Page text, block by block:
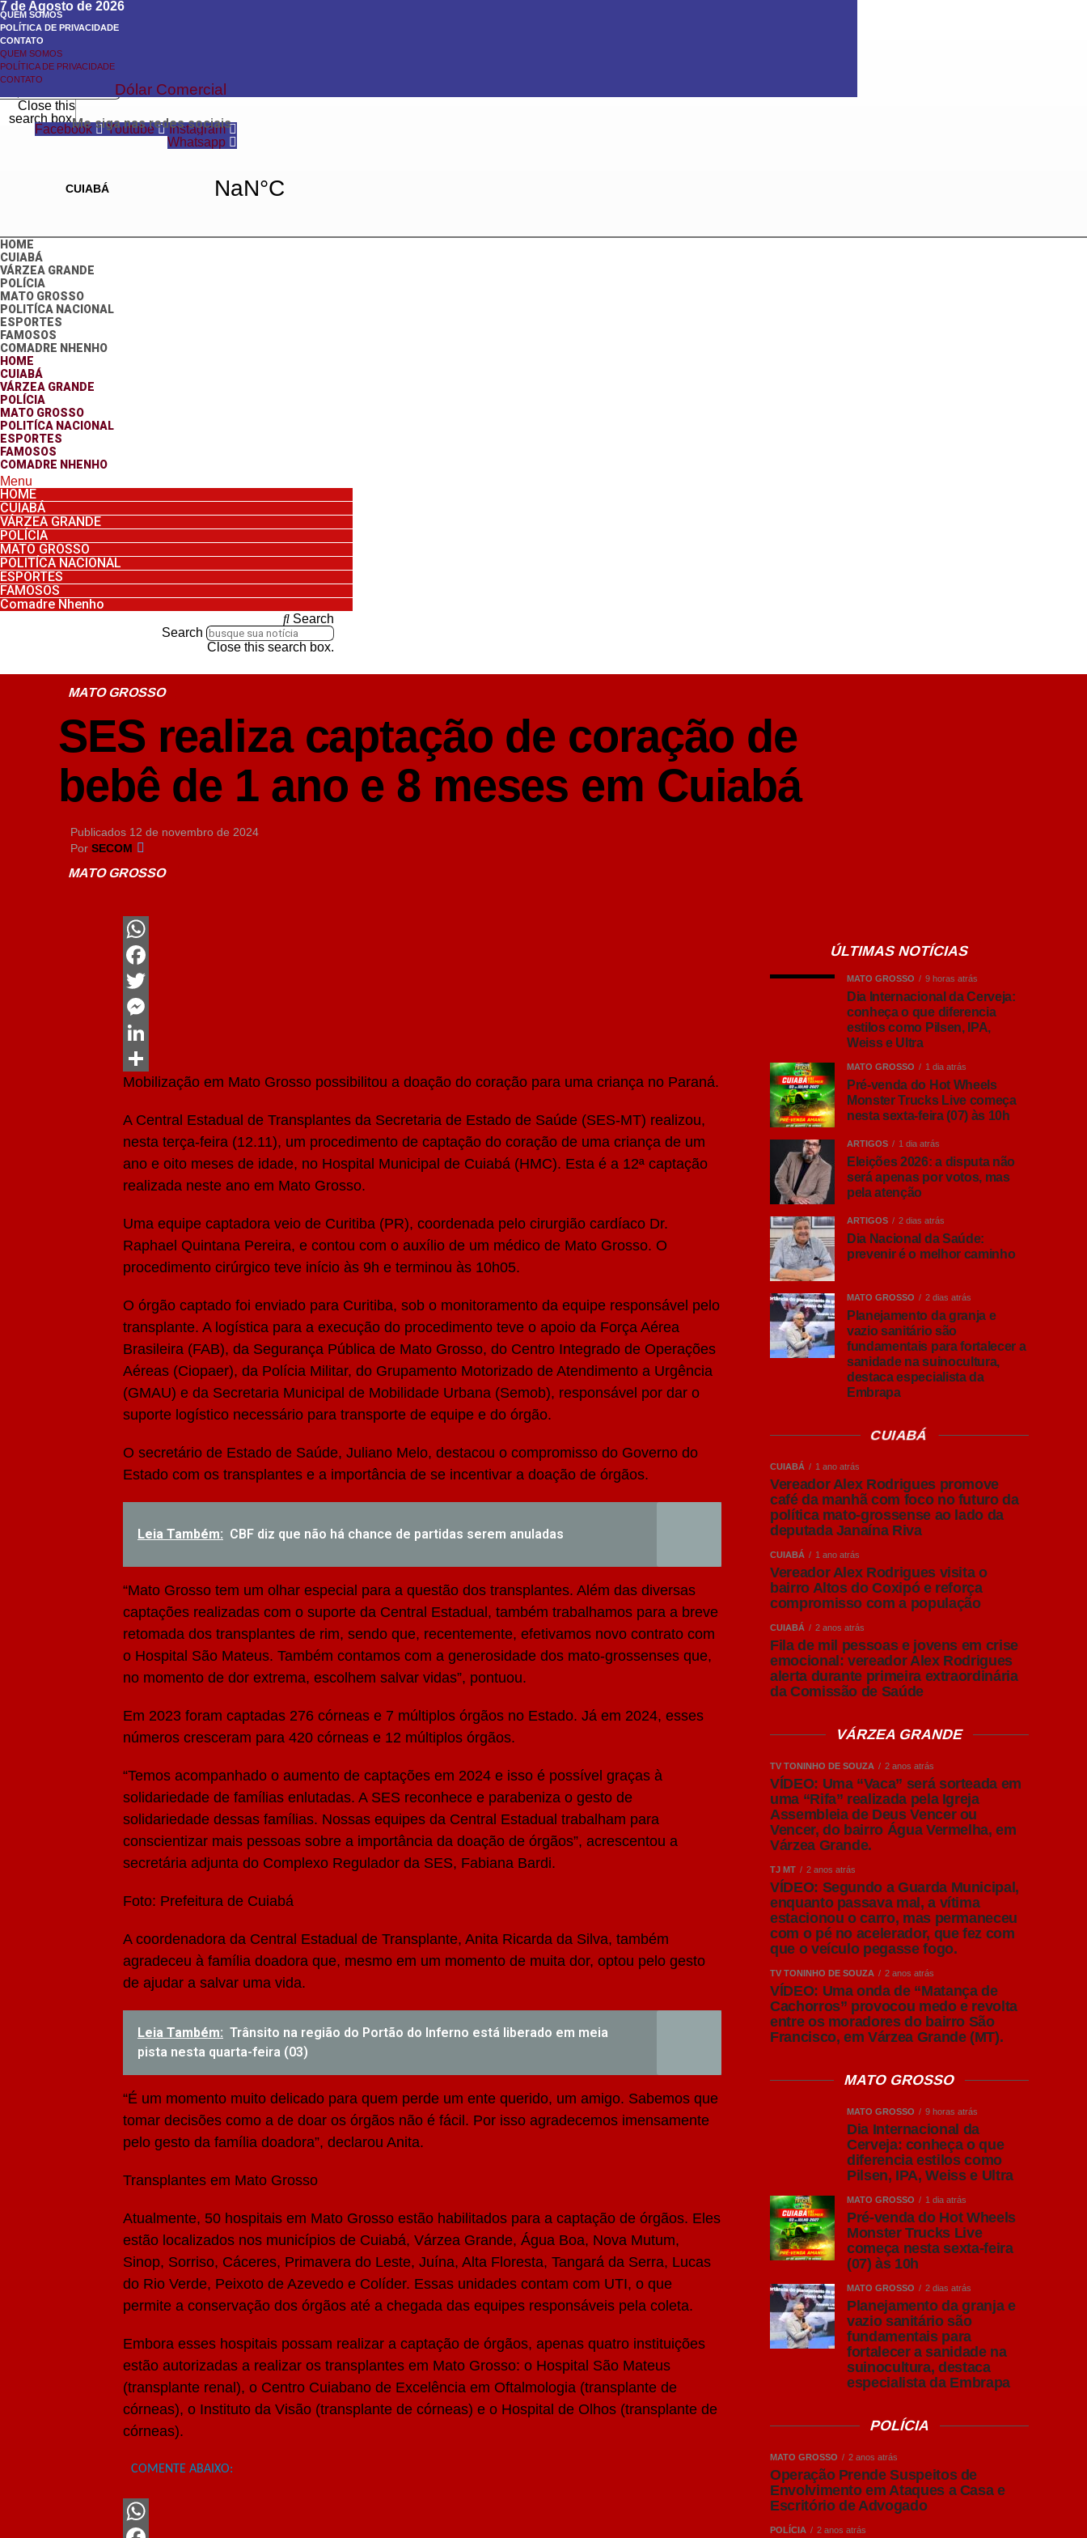
7 de Agosto de 2026
QUEM SOMOS
POLÍTICA DE PRIVACIDADE
CONTATO
QUEM SOMOS
POLÍTICA DE PRIVACIDADE
CONTATO
Dólar Comercial
Search
Search
Close this
search box.Me siga nas redes sociais
Facebook Youtube
Instagram
Whatsapp
HOME
CUIABÁ
VÁRZEA GRANDE
POLÍCIA
MATO GROSSO
POLITÍCA NACIONAL
ESPORTES
FAMOSOS
COMADRE NHENHO
HOME
CUIABÁ
VÁRZEA GRANDE
POLÍCIA
MATO GROSSO
POLITÍCA NACIONAL
ESPORTES
FAMOSOS
COMADRE NHENHO
Menu
HOME
CUIABÁ
VÁRZEA GRANDE
POLÍCIA
MATO GROSSO
POLITÍCA NACIONAL
ESPORTES
FAMOSOS
Comadre Nhenho
Search
Search
Close this search box.
MATO GROSSO
SES realiza captação de coração de
bebê de 1 ano e 8 meses em Cuiabá
Publicados 12 de novembro de 2024
Por SECOM
MATO GROSSO
WhatsApp
Facebook
Twitter
Messenger
LinkedIn
Share
Mobilização em Mato Grosso possibilitou a doação do coração para uma criança no Paraná.
A Central Estadual de Transplantes da Secretaria de Estado de Saúde (SES-MT) realizou,
nesta terça-feira (12.11), um procedimento de captação do coração de uma criança de um
ano e oito meses de idade, no Hospital Municipal de Cuiabá (HMC). Esta é a 12ª captação
realizada neste ano em Mato Grosso.
Uma equipe captadora veio de Curitiba (PR), coordenada pelo cirurgião cardíaco Dr.
Raphael Quintana Pereira, e contou com o auxílio de um médico de Mato Grosso. O
procedimento cirúrgico teve início às 9h e terminou às 10h05.
O órgão captado foi enviado para Curitiba, sob o monitoramento da equipe responsável pelo
transplante. A logística para a execução do procedimento teve o apoio da Força Aérea
Brasileira (FAB), da Segurança Pública de Mato Grosso, do Centro Integrado de Operações
Aéreas (Ciopaer), da Polícia Militar, do Grupamento Motorizado de Atendimento a Urgência
(GMAU) e da Secretaria Municipal de Mobilidade Urbana (Semob), responsável por dar o
suporte logístico necessário para transporte de equipe e do órgão.
O secretário de Estado de Saúde, Juliano Melo, destacou o compromisso do Governo do
Estado com os transplantes e a importância de se incentivar a doação de órgãos.
Leia Também: CBF diz que não há chance de partidas serem anuladas
“Mato Grosso tem um olhar especial para a questão dos transplantes. Além das diversas
captações realizadas com o suporte da Central Estadual, também trabalhamos para a breve
retomada dos transplantes de rim, sendo que, recentemente, efetivamos novo contrato com
o Hospital São Mateus. Também contamos com a generosidade dos mato-grossenses que,
no momento de dor extrema, escolhem salvar vidas”, pontuou.
Em 2023 foram captadas 276 córneas e 7 múltiplos órgãos no Estado. Já em 2024, esses
números cresceram para 420 córneas e 12 múltiplos órgãos.
“Temos acompanhado o aumento de captações em 2024 e isso é possível graças à
solidariedade de famílias enlutadas. A SES reconhece e parabeniza o gesto de
solidariedade dessas famílias. Nossas equipes da Central Estadual trabalham para
conscientizar mais pessoas sobre a importância da doação de órgãos”, acrescentou a
secretária adjunta do Complexo Regulador da SES, Fabiana Bardi.
Foto: Prefeitura de Cuiabá
A coordenadora da Central Estadual de Transplante, Anita Ricarda da Silva, também
agradeceu à família doadora que, mesmo em um momento de muita dor, optou pelo gesto
de ajudar a salvar uma vida.
Leia Também: Trânsito na região do Portão do Inferno está liberado em meia
pista nesta quarta-feira (03)
“É um momento muito delicado para quem perde um ente querido, um amigo. Sabemos que
tomar decisões como a de doar os órgãos não é fácil. Por isso agradecemos imensamente
pelo gesto da família doadora”, declarou Anita.
Transplantes em Mato Grosso
Atualmente, 50 hospitais em Mato Grosso estão habilitados para a captação de órgãos. Eles
estão localizados nos municípios de Cuiabá, Várzea Grande, Água Boa, Nova Mutum,
Sinop, Sorriso, Cáceres, Primavera do Leste, Juína, Alta Floresta, Tangará da Serra, Lucas
do Rio Verde, Peixoto de Azevedo e Colíder. Essas unidades contam com UTI, o que
permite a conservação dos órgãos até a chegada das equipes responsáveis pela coleta.
Embora esses hospitais possam realizar a captação de órgãos, apenas quatro instituições
estão autorizadas a realizar os transplantes em Mato Grosso: o Hospital São Mateus
(transplante renal), o Centro Cuiabano de Excelência em Oftalmologia (transplante de
córneas), o Instituto da Visão (transplante de córneas) e o Hospital de Olhos (transplante de
córneas).
COMENTE ABAIXO:
ÚLTIMAS NOTÍCIAS
MATO GROSSO 9 horas atrás
Dia Internacional da Cerveja:
conheça o que diferencia
estilos como Pilsen, IPA,
Weiss e Ultra
MATO GROSSO 1 dia atrás
Pré-venda do Hot Wheels
Monster Trucks Live começa
nesta sexta-feira (07) às 10h
ARTIGOS 1 dia atrás
Eleições 2026: a disputa não
será apenas por votos, mas
pela atenção
ARTIGOS 2 dias atrás
Dia Nacional da Saúde:
prevenir é o melhor caminho
MATO GROSSO 2 dias atrás
Planejamento da granja e
vazio sanitário são
fundamentais para fortalecer a
sanidade na suinocultura,
destaca especialista da
Embrapa
CUIABÁ
CUIABÁ 1 ano atrás
Vereador Alex Rodrigues promove
café da manhã com foco no futuro da
política mato-grossense ao lado da
deputada Janaína Riva
CUIABÁ 1 ano atrás
Vereador Alex Rodrigues visita o
bairro Altos do Coxipó e reforça
compromisso com a população
CUIABÁ 2 anos atrás
Fila de mil pessoas e jovens em crise
emocional: vereador Alex Rodrigues
alerta durante primeira extraordinária
da Comissão de Saúde
VÁRZEA GRANDE
TV TONINHO DE SOUZA 2 anos atrás
VÍDEO: Uma “Vaca” será sorteada em
uma “Rifa” realizada pela Igreja
Assembleia de Deus Vencer ou
Vencer, do bairro Água Vermelha, em
Várzea Grande.
TJ MT 2 anos atrás
VÍDEO: Segundo a Guarda Municipal,
enquanto passava mal, a vítima
estacionou o carro, mas permaneceu
com o pé no acelerador, que fez com
que o veículo pegasse fogo.
TV TONINHO DE SOUZA 2 anos atrás
VÍDEO: Uma onda de “Matança de
Cachorros” provocou medo e revolta
entre os moradores do bairro São
Francisco, em Várzea Grande (MT).
MATO GROSSO
MATO GROSSO 9 horas atrás
Dia Internacional da
Cerveja: conheça o que
diferencia estilos como
Pilsen, IPA, Weiss e Ultra
MATO GROSSO 1 dia atrás
Pré-venda do Hot Wheels
Monster Trucks Live
começa nesta sexta-feira
(07) às 10h
MATO GROSSO 2 dias atrás
Planejamento da granja e
vazio sanitário são
fundamentais para
fortalecer a sanidade na
suinocultura, destaca
especialista da Embrapa
POLÍCIA
MATO GROSSO 2 anos atrás
Operação Prende Suspeitos de
Envolvimento em Ataques a Casa e
Escritório de Advogado
POLÍCIA 2 anos atrás